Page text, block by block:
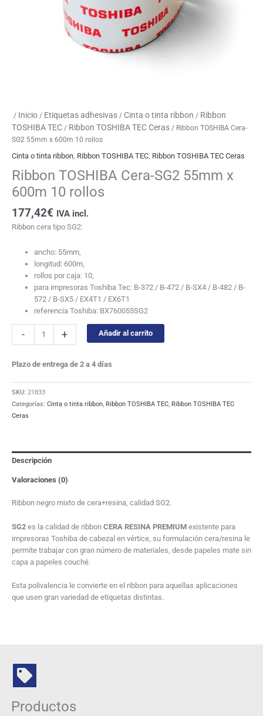
/ Inicio / Etiquetas adhesivas / Cinta o tinta ribbon / Ribbon
TOSHIBA TEC / Ribbon TOSHIBA TEC Ceras / Ribbon TOSHIBA Cera-
SG2 55mm x 600m 10 rollos
Cinta o tinta ribbon Ribbon TOSHIBA TEC Ribbon TOSHIBA TEC Ceras
Ribbon TOSHIBA Cera-SG2 55mm x
600m 10 rollos
177,42€ IVA incl.
Ribbon cera tipo SG2:
ancho: 55mm,
longitud: 600m,
rollos por caja: 10,
para impresoras Toshiba Tec: B-372 / B-472 / B-SX4 / B-482 / B-
572 / B-SX5 / EX4T1 / EX6T1
referencia Toshiba: BX760055SG2
- + Añadir al carrito
Plazo de entrega de 2 a 4 días
SKU: 21833
Categorías: Cinta o tinta ribbon, Ribbon TOSHIBA TEC, Ribbon TOSHIBA TEC
Ceras
Descripción
Valoraciones (0)
Ribbon negro mixto de cera+resina, calidad SG2.
SG2 es la calidad de ribbon CERA RESINA PREMIUM existente para
impresoras Toshiba de cabezal en vértice, su formulación cera/resina le
permite trabajar con gran número de materiales, desde papeles mate sin
capa a papeles couché.
Esta polivalencia le convierte en el ribbon para aquellas aplicaciones
que usen gran variedad de etiquetas distintas.
Productos